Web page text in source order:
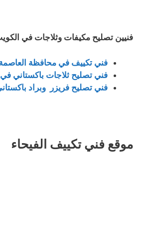
فنيين تصليح مكيفات وثلاجات في
فني تكييف في محافظة
فني تصليح ثلاجات باكستاني
فني تصليح فريزر وبراد
موقع فني تكييف الفيحاء